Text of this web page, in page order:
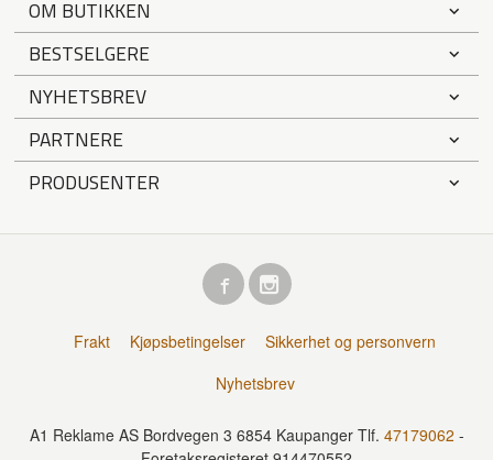
OM BUTIKKEN
BESTSELGERE
NYHETSBREV
PARTNERE
PRODUSENTER
Frakt Kjøpsbetingelser
Sikkerhet og personvern
Nyhetsbrev
A1 Reklame AS Bordvegen 3 6854 Kaupanger Tlf. 47179062 -